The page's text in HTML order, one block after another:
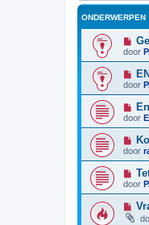
ONDERWERPEN
door
door
door
door
door